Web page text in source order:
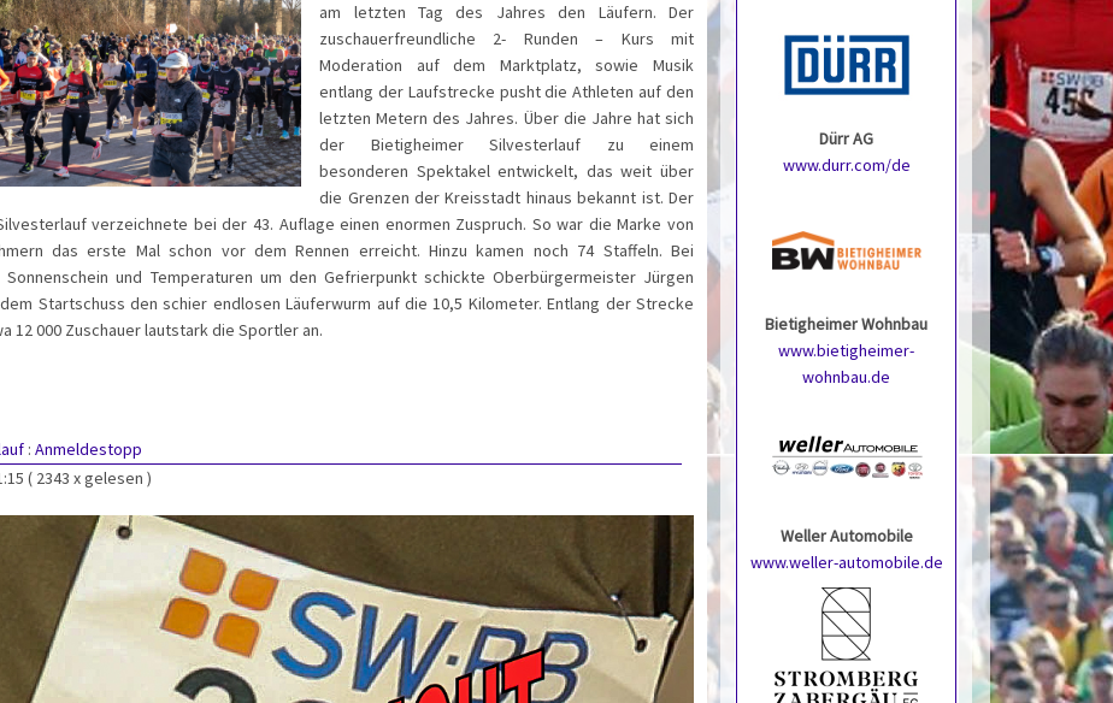
am letzten Tag des Jahres den Läufern. Der
zuschauerfreundliche 2- Runden – Kurs mit
Moderation auf dem Marktplatz, sowie Musik
entlang der Laufstrecke pusht die Athleten auf den
letzten Metern des Jahres. Über die Jahre hat sich
der Bietigheimer Silvesterlauf zu einem
besonderen Spektakel entwickelt, das weit über
die Grenzen der Kreisstadt hinaus bekannt ist. Der
verzeichnete bei der 43. Auflage einen enormen Zuspruch. So war die Marke von
das erste Mal schon vor dem Rennen erreicht. Hinzu kamen noch 74 Staffeln. Bei
Sonnenschein und Temperaturen um den Gefrierpunkt schickte Oberbürgermeister Jürgen
Startschuss den schier endlosen Läuferwurm auf die 10,5 Kilometer. Entlang der Strecke
12 000 Zuschauer lautstark die Sportler an.
:Anmeldestopp
( 2343 x gelesen )
Dürr AG
www.durr.com/de
Bietigheimer Wohnbau
www.bietigheimer-
wohnbau.de
Weller Automobile
www.weller-automobile.de